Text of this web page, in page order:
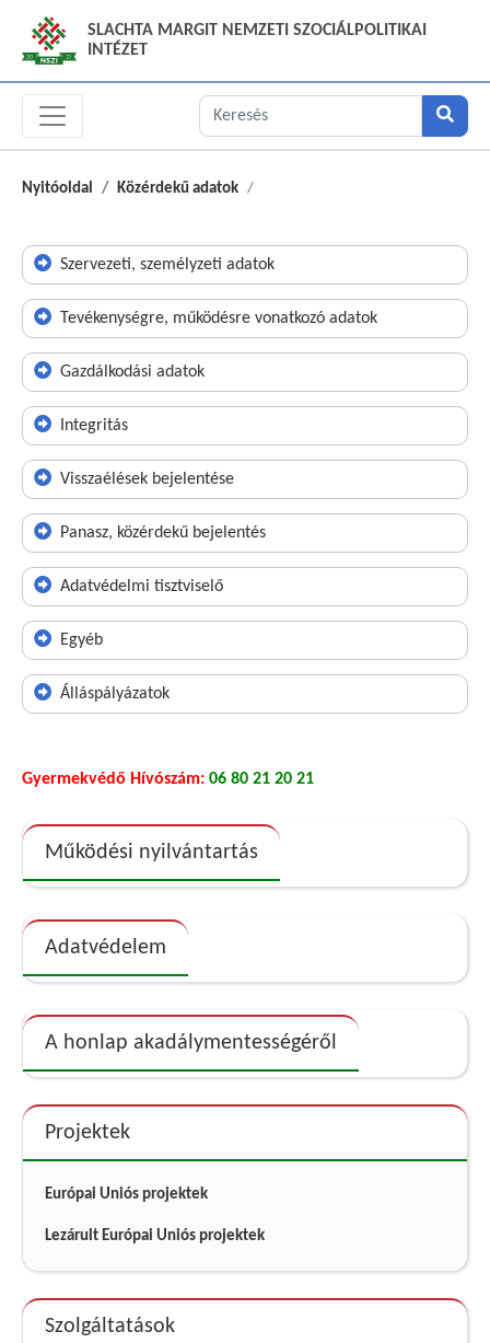
SLACHTA MARGIT NEMZETI SZOCIÁLPOLITIKAI
INTÉZET
Nyitóoldal Közérdekű adatok
Szervezeti, személyzeti adatok
Tevékenységre, működésre vonatkozó adatok
Gazdálkodási adatok
Integritás
Visszaélések bejelentése
Panasz, közérdekű bejelentés
Adatvédelmi tisztviselő
Egyéb
Álláspályázatok
Gyermekvédő Hívószám: 06 80 21 20 21
Működési nyilvántartás
Adatvédelem
A honlap akadálymentességéről
Projektek
Európai Uniós projektek
Lezárult Európai Uniós projektek
Szolgáltatások